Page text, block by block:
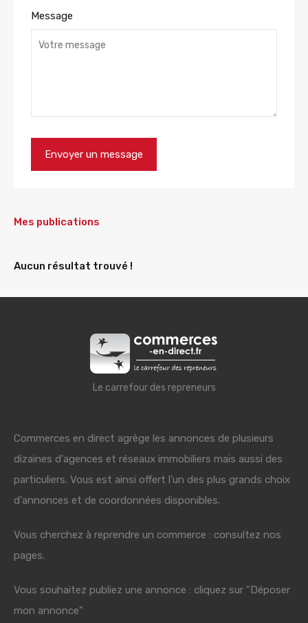
Message
Mes publications
Aucun résultat trouvé !
Le carrefour des repreneurs
Commerces en direct agrège les annonces de plusieurs
dizaines d'agences et réseaux immobiliers mais aussi des
particuliers. Vous est ainsi offert l'un des plus grands choix
d'annonces et de coordonnées disponibles.
Vous cherchez à reprendre un commerce : consultez nos
pages.
Vous souhaitez publiez une annonce : cliquez sur "Déposer
mon annonce"